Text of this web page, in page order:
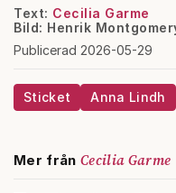
Text: Cecilia Garme
Bild: Henrik
Publicerad 2026-05-29
Sticket Anna Lindh
Mer från Cecilia Garme